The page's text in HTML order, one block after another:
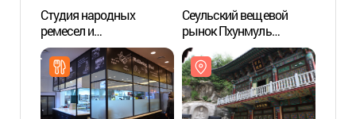
Студия народных
ремесел и
традиционного
искусства на Сеульском
вещевом рынке
Пхунмуль (서울풍물시장
전통문화체험관)
Сеульский вещевой
рынок Пхунмуль
(풍물시장)